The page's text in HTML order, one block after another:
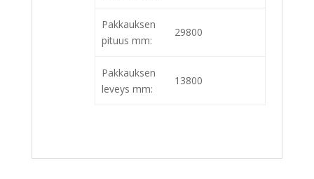
Pakkauksen
pituus mm:
29800
Pakkauksen
leveys mm:
13800